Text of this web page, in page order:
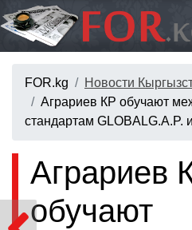
FOR.kg
Новости
Аграриев КР обучают
стандартам GLOBALG.A.P.
Аграриев
обучают